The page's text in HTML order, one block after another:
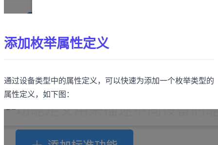
添加枚举属性定义
通过设备类型中的属性定义，可以快速为添加一个枚举类型的
属性定义，如下图：